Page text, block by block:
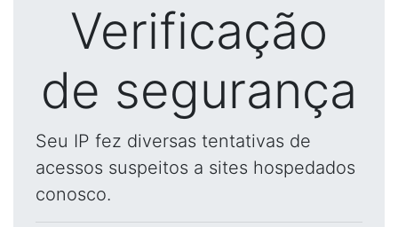
Verificação
de segurança
Seu IP fez diversas tentativas de
acessos suspeitos a sites hospedados
conosco.